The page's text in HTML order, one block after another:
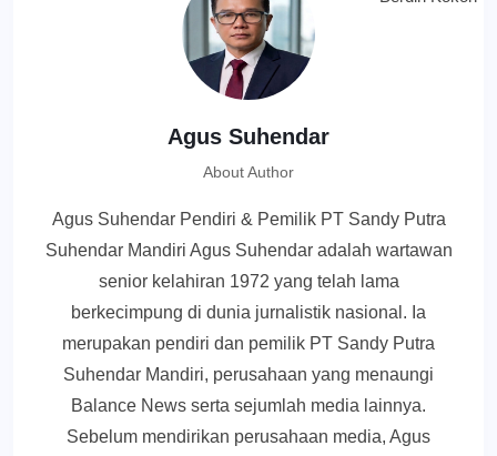
Agus Suhendar
About Author
Agus Suhendar Pendiri & Pemilik PT Sandy Putra
Suhendar Mandiri Agus Suhendar adalah wartawan
senior kelahiran 1972 yang telah lama
berkecimpung di dunia jurnalistik nasional. Ia
merupakan pendiri dan pemilik PT Sandy Putra
Suhendar Mandiri, perusahaan yang menaungi
Balance News serta sejumlah media lainnya.
Sebelum mendirikan perusahaan media, Agus